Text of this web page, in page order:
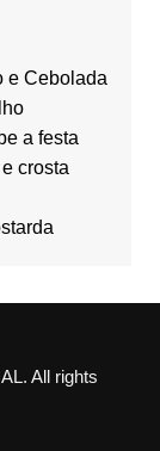
e Cebolada
a festa
crosta
All rights